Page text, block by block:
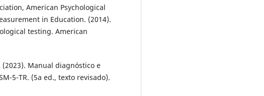
American Psychological
in Education. (2014).
testing. American
Manual diagnóstico e
5-TR. (5a ed., texto revisado).